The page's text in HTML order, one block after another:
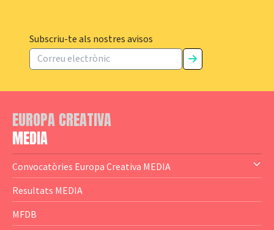
Subscriu-te als nostres avisos
EUROPA CREATIVA
MEDIA
Convocatòries Europa Creativa MEDIA
— Content Cluster
— Business Cluster
Resultats MEDIA
MFDB